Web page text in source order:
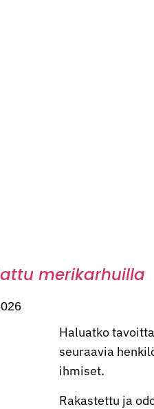
merikarhuilla
Haluatko
seuraavia
ihmiset.
Rakastettu ja